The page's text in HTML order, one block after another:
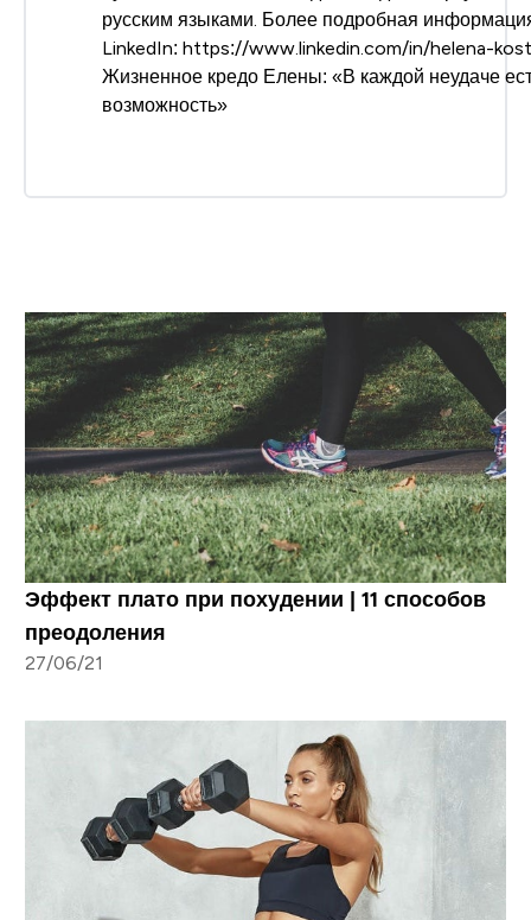
русским языками. Более подробная
LinkedIn: https://www.linkedin.com/in/helena-
Жизненное кредо Елены: «В каждой неудаче
возможность»
Эффект плато при похудении | 11 способов
преодоления
27/06/21